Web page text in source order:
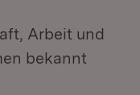
Arbeit und
bekannt